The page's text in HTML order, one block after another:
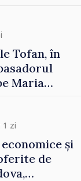
Tofan, în
Maria
1 zi
și
de